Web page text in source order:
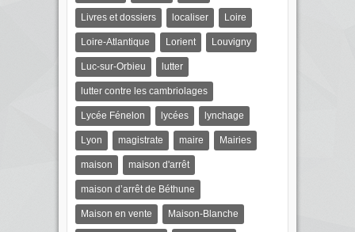
Livres et dossiers localiser Loire
Loire-Atlantique Lorient Louvigny
Luc-sur-Orbieu lutter
lutter contre les cambriolages
Lycée Fénelon lycées lynchage
Lyon magistrate maire Mairies
maison maison d'arrêt
maison d’arrêt de Béthune
Maison en vente Maison-Blanche